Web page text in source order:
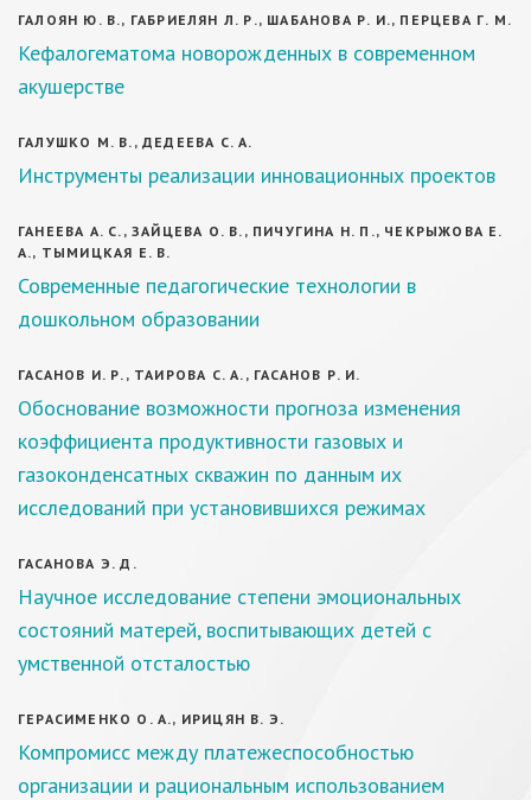
ГАЛОЯН Ю. В., ГАБРИЕЛЯН Л. Р., ШАБАНОВА Р. И., ПЕРЦЕВА Г. М.
Кефалогематома новорожденных в современном
акушерстве
ГАЛУШКО М. В., ДЕДЕЕВА С. А.
Инструменты реализации инновационных проектов
ГАНЕЕВА А. С., ЗАЙЦЕВА О. В., ПИЧУГИНА Н. П., ЧЕКРЫЖОВА Е.
А., ТЫМИЦКАЯ Е. В.
Современные педагогические технологии в
дошкольном образовании
ГАСАНОВ И. Р., ТАИРОВА С. А., ГАСАНОВ Р. И.
Обоснование возможности прогноза изменения
коэффициента продуктивности газовых и
газоконденсатных скважин по данным их
исследований при установившихся режимах
ГАСАНОВА Э. Д.
Научное исследование степени эмоциональных
состояний матерей, воспитывающих детей с
умственной отсталостью
ГЕРАСИМЕНКО О. А., ИРИЦЯН В. Э.
Компромисс между платежеспособностью
организации и рациональным использованием